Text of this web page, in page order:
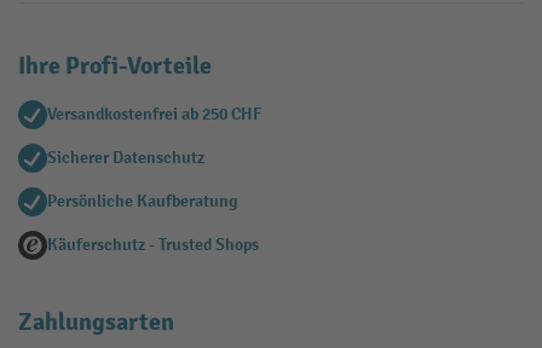
Ihre Profi-Vorteile
Versandkostenfrei ab 250 CHF
Sicherer Datenschutz
Persönliche Kaufberatung
Käuferschutz - Trusted Shops
Zahlungsarten